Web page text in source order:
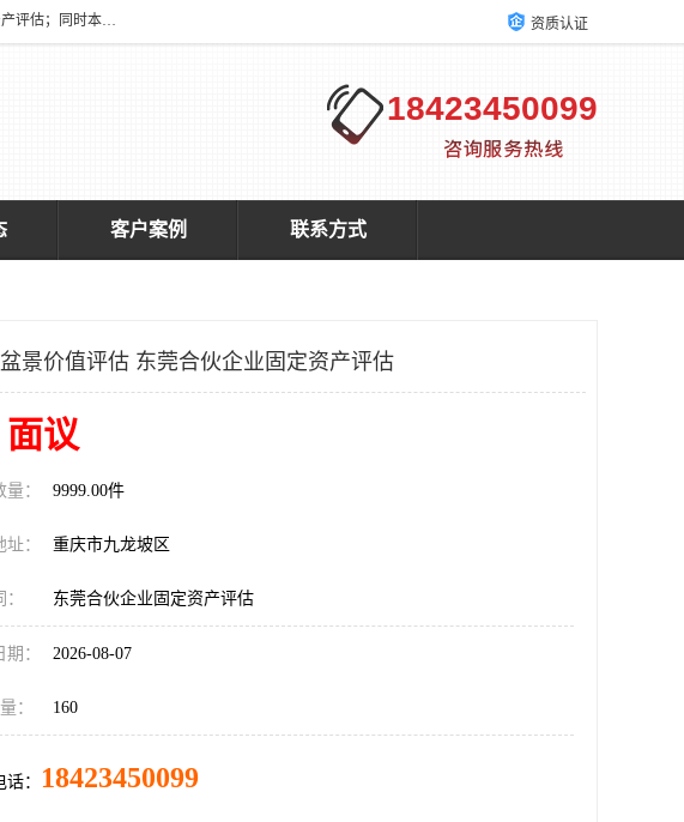
海润资产评估有限公司有养殖场评估,养殖场资产评估,花卉苗圃资产评估,森林林地资产评估,采石场资产评估,企业整体资产评估,固定资产评估；同时本司与全国多家着名评估机构、拆迁法律咨询律师、征收拆迁办、以及评估院校合作，以便为顾客提供有价值的服务。 资质认证
18423450099
客户案例 联系方式
景价值评估 东莞合伙企业固定资产评估
面议
： 9999.00件
： 重庆市九龙坡区
东莞合伙企业固定资产评估
： 2026-08-07
： 160
： 18423450099